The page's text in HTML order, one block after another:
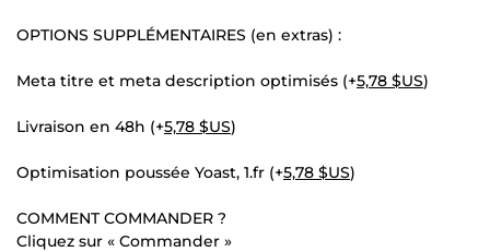
OPTIONS SUPPLÉMENTAIRES (en extras) :
Meta titre et meta description optimisés (+5,78 $US)
Livraison en 48h (+5,78 $US)
Optimisation poussée Yoast, 1.fr (+5,78 $US)
COMMENT COMMANDER ?
Cliquez sur « Commander »